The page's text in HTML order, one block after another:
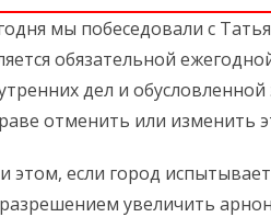
мы побеседовали с
обязательной
дел и
отменить или изменить
этом, если город
увеличить